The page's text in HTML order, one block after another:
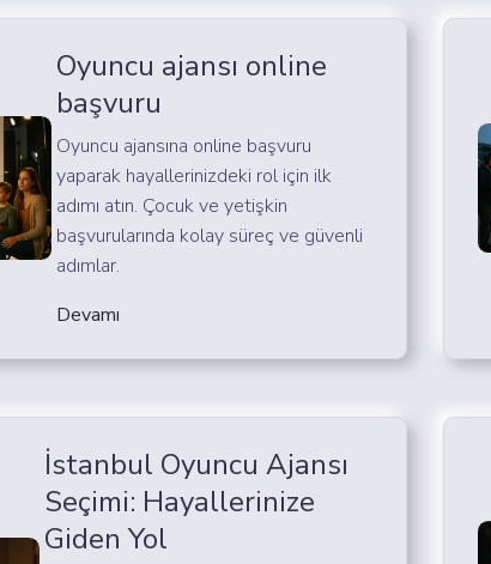
Oyuncu ajansı online
başvuru
Oyuncu ajansına online başvuru
yaparak hayallerinizdeki rol için ilk
adımı atın. Çocuk ve yetişkin
başvurularında kolay süreç ve güvenli
adımlar.
Devamı
İstanbul Oyuncu Ajansı
Seçimi: Hayallerinize
Giden Yol